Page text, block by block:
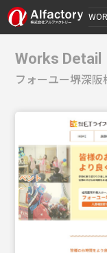
Works Detail
フォーユー堺深阪